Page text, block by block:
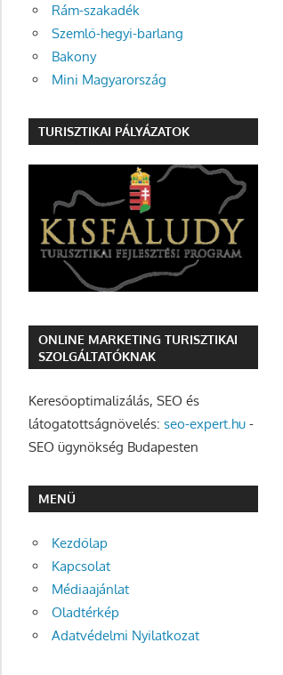
Rám-szakadék
Szemlő-hegyi-barlang
Bakony
Mini Magyarország
TURISZTIKAI PÁLYÁZATOK
ONLINE MARKETING TURISZTIKAI
SZOLGÁLTATÓKNAK
Keresőoptimalizálás, SEO és
látogatottságnövelés: seo-expert.hu -
SEO ügynökség Budapesten
MENÜ
Kezdőlap
Kapcsolat
Médiaajánlat
Oladtérkép
Adatvédelmi Nyilatkozat